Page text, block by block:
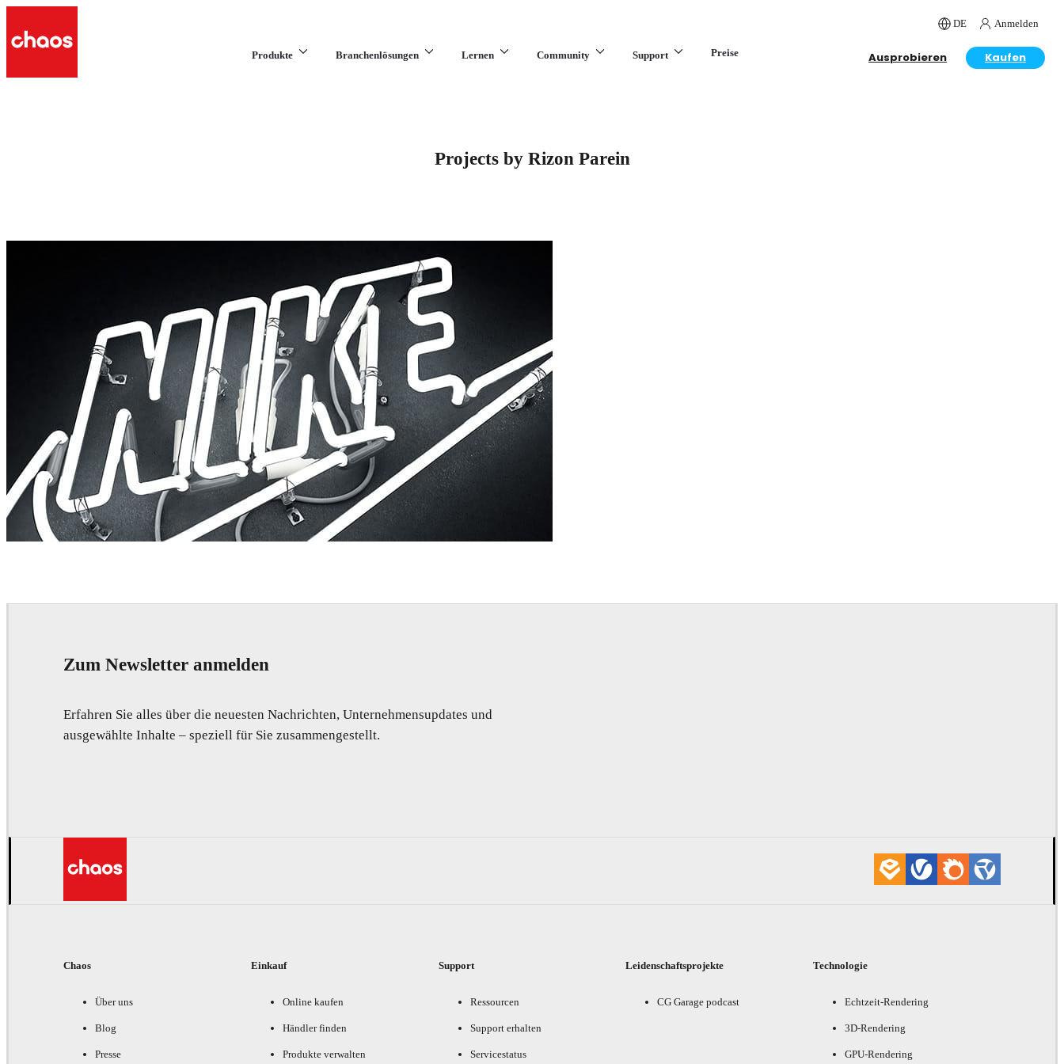
DE Anmelden
Produkte Branchenlösungen Lernen Community Support Preise Ausprobieren Kaufen
Projects by Rizon Parein
Zum Newsletter anmelden
Erfahren Sie alles über die neuesten Nachrichten, Unternehmensupdates und
ausgewählte Inhalte – speziell für Sie zusammengestellt.
Chaos
Über uns
Blog
Presse
Einkauf
Online kaufen
Händler finden
Produkte verwalten
Support
Ressourcen
Support erhalten
Servicestatus
Leidenschaftsprojekte
CG Garage podcast
Technologie
Echtzeit-Rendering
3D-Rendering
GPU-Rendering